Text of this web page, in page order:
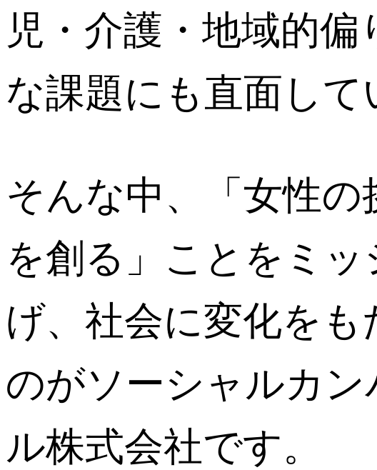
児・介護・地域的
な課題にも直面して
そんな中、「女性
を創る」ことをミ
げ、社会に変化をも
のがソーシャルカン
ル株式会社です。